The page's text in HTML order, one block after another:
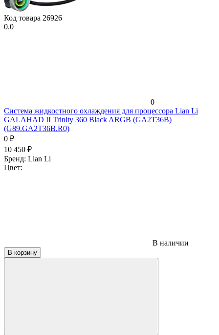
Код товара 26926
0.0
0
Система жидкостного охлаждения для процессора Lian Li
GALAHAD II Trinity 360 Black ARGB (GA2T36B)
(G89.GA2T36B.R0)
0 ₽
10 450 ₽
Бренд: Lian Li
Цвет:
В наличии
В корзину